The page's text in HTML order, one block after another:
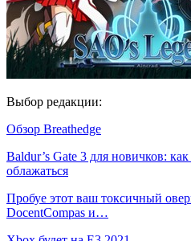
Выбор редакции:
Обзор Breathedge
Baldur’s Gate 3 для новичков:
облажаться
Пробуе этот ваш токсичный
DocentCompas и…